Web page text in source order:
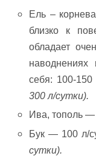
Ель –
близко к
обладает
наводнениях
себя: 100-150
300 л/сутки).
Ива, тополь —
Бук — 100 л/
сутки).